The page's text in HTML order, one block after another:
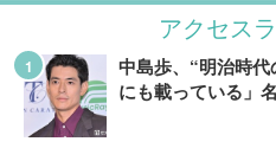
アクセス
中島歩、“明治時
にも載っている」